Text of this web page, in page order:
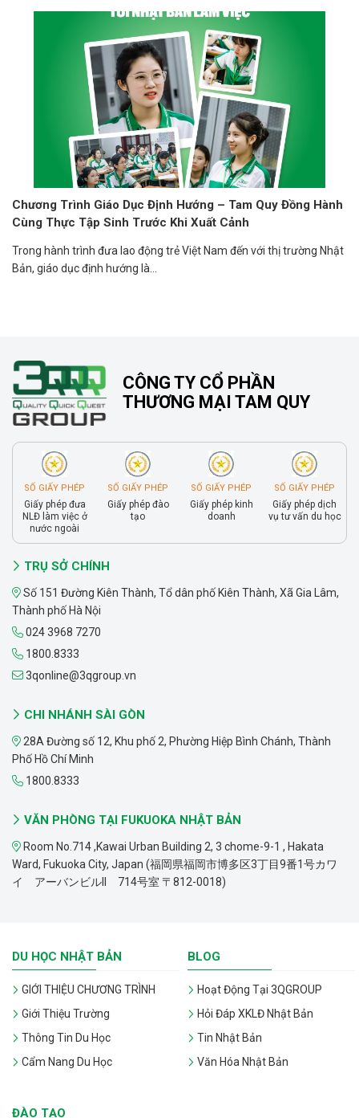
Chương Trình Giáo Dục Định Hướng – Tam Quy Đồng Hành
Cùng Thực Tập Sinh Trước Khi Xuất Cảnh
Trong hành trình đưa lao động trẻ Việt Nam đến với thị trường Nhật
Bản, giáo dục định hướng là...
CÔNG TY CỔ PHẦN
THƯƠNG MẠI TAM QUY
SỐ GIẤY PHÉP
Giấy phép đưa
NLĐ làm việc ở
nước ngoài
SỐ GIẤY PHÉP
Giấy phép đào
tạo
SỐ GIẤY PHÉP
Giấy phép kinh
doanh
SỐ GIẤY PHÉP
Giấy phép dịch
vụ tư vấn du học
TRỤ SỞ CHÍNH
Số 151 Đường Kiên Thành, Tổ dân phố Kiên Thành, Xã Gia Lâm,
Thành phố Hà Nội
024 3968 7270
1800.8333
3qonline@3qgroup.vn
CHI NHÁNH SÀI GÒN
28A Đường số 12, Khu phố 2, Phường Hiệp Bình Chánh, Thành
Phố Hồ Chí Minh
1800.8333
VĂN PHÒNG TẠI FUKUOKA NHẬT BẢN
Room No.714 ,Kawai Urban Building 2, 3 chome-9-1 , Hakata
Ward, Fukuoka City, Japan (福岡県福岡市博多区3丁目9番1号カワ
イ アーバンビルII 714号室 〒812-0018)
DU HỌC NHẬT BẢN
GIỚI THIỆU CHƯƠNG TRÌNH
Giới Thiệu Trường
Thông Tin Du Học
Cẩm Nang Du Học
BLOG
Hoạt Động Tại 3QGROUP
Hỏi Đáp XKLĐ Nhật Bản
Tin Nhật Bản
Văn Hóa Nhật Bản
ĐÀO TẠO